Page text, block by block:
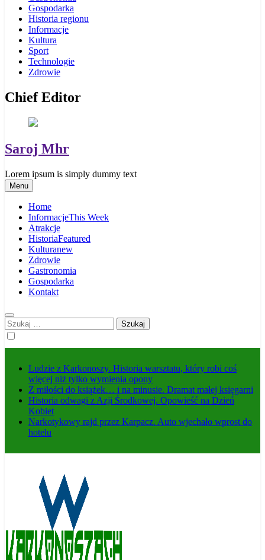
Gospodarka
Historia regionu
Informacje
Kultura
Sport
Technologie
Zdrowie
Chief Editor
Saroj Mhr
Lorem ipsum is simply dummy text
Menu
Home
InformacjeThis Week
Atrakcje
HistoriaFeatured
Kulturanew
Zdrowie
Gastronomia
Gospodarka
Kontakt
Szukaj:
Ludzie z Karkonoszy. Historia warsztatu, który robi coś
więcej niż tylko wymienia opony
Z miłości do książek… i na minusie. Dramat małej księgarni
Historia odwagi z Azji Środkowej. Opowieść na Dzień
Kobiet
Narkotykowy rajd przez Karpacz. Auto wjechało wprost do
hotelu